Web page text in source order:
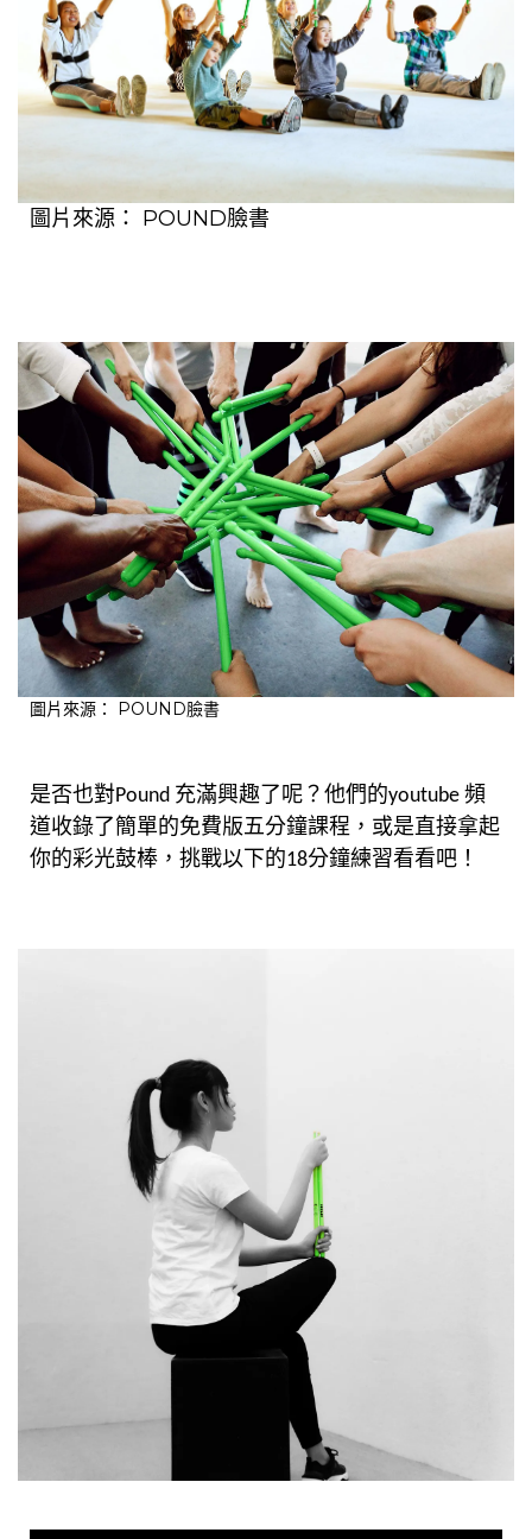
圖片來源： POUND臉書
圖片來源： POUND臉書
是否也對Pound 充滿興趣了呢？他們的youtube 頻
道收錄了簡單的免費版五分鐘課程 ，或是直接拿起
你的彩光鼓棒 ，挑戰以下的18分鐘練習看看吧！